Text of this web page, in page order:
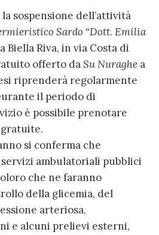
sospensione dell’attività
Sardo “Dott. Emilia
Biella Riva, in via Costa di
offerto daSu Nuraghe a
riprenderà regolarmente
il periodo di
è possibile prenotare
si conferma che
ambulatoriali pubblici
che ne faranno
della glicemia, del
arteriosa,
e alcuni prelievi esterni,